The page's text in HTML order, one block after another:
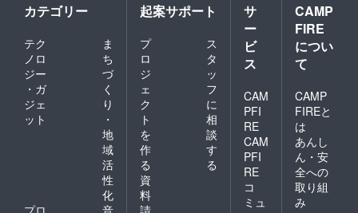
カテゴリー
テク
ノロ
ジー
・ガ
ジェ
ット
ま
ち
づ
く
り
・
地
域
活
性
化
プロ
音
起案サポート
プ
ロ
ジ
ェ
ク
ト
を
作
る
ス
タ
ッ
フ
に
相
談
す
る
資
料
請
サ
ー
ビ
ス
CAM
PFI
RE
CAM
PFI
RE
コ
ミュ
CAMP
FIRE
につい
て
CAMP
FIREと
は
あんし
ん・安
全への
取り組
み